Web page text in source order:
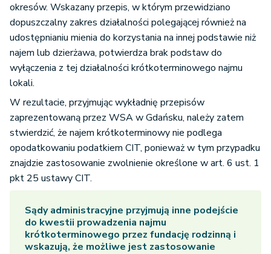
okresów. Wskazany przepis, w którym przewidziano
dopuszczalny zakres działalności polegającej również na
udostępnianiu mienia do korzystania na innej podstawie niż
najem lub dzierżawa, potwierdza brak podstaw do
wyłączenia z tej działalności krótkoterminowego najmu
lokali.
W rezultacie, przyjmując wykładnię przepisów
zaprezentowaną przez WSA w Gdańsku, należy zatem
stwierdzić, że najem krótkoterminowy nie podlega
opodatkowaniu podatkiem CIT, ponieważ w tym przypadku
znajdzie zastosowanie zwolnienie określone w art. 6 ust. 1
pkt 25 ustawy CIT.
Sądy administracyjne przyjmują inne podejście
do kwestii prowadzenia najmu
krótkoterminowego przez fundację rodzinną i
wskazują, że możliwe jest zastosowanie